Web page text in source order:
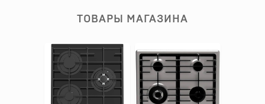
ТОВАРЫ МАГАЗИНА